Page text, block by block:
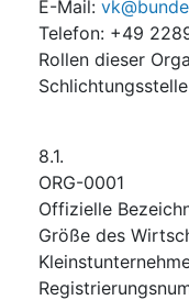
E-Mail:
Telefon: +49
Rollen dieser
Schlichtungsstelle
8.1.
ORG-0001
Offizielle
Größe des